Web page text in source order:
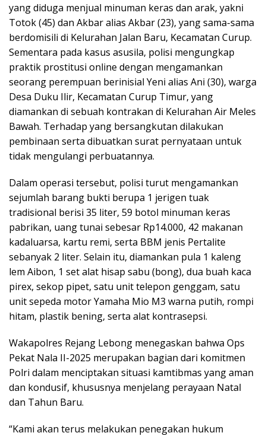
yang diduga menjual minuman keras dan arak, yakni
Totok (45) dan Akbar alias Akbar (23), yang sama-sama
berdomisili di Kelurahan Jalan Baru, Kecamatan Curup.
Sementara pada kasus asusila, polisi mengungkap
praktik prostitusi online dengan mengamankan
seorang perempuan berinisial Yeni alias Ani (30), warga
Desa Duku Ilir, Kecamatan Curup Timur, yang
diamankan di sebuah kontrakan di Kelurahan Air Meles
Bawah. Terhadap yang bersangkutan dilakukan
pembinaan serta dibuatkan surat pernyataan untuk
tidak mengulangi perbuatannya.
Dalam operasi tersebut, polisi turut mengamankan
sejumlah barang bukti berupa 1 jerigen tuak
tradisional berisi 35 liter, 59 botol minuman keras
pabrikan, uang tunai sebesar Rp14.000, 42 makanan
kadaluarsa, kartu remi, serta BBM jenis Pertalite
sebanyak 2 liter. Selain itu, diamankan pula 1 kaleng
lem Aibon, 1 set alat hisap sabu (bong), dua buah kaca
pirex, sekop pipet, satu unit telepon genggam, satu
unit sepeda motor Yamaha Mio M3 warna putih, rompi
hitam, plastik bening, serta alat kontrasepsi.
Wakapolres Rejang Lebong menegaskan bahwa Ops
Pekat Nala II-2025 merupakan bagian dari komitmen
Polri dalam menciptakan situasi kamtibmas yang aman
dan kondusif, khususnya menjelang perayaan Natal
dan Tahun Baru.
“Kami akan terus melakukan penegakan hukum